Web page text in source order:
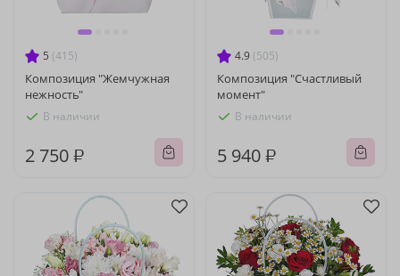
5 (415)
Композиция "Жемчужная
нежность"
В наличии
2 750 ₽
4.9 (505)
Композиция "Счастливый
момент"
В наличии
5 940 ₽